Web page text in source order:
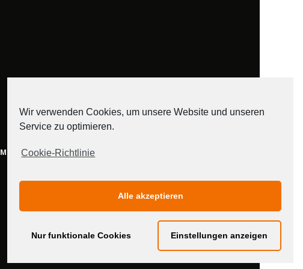
MEDIADATEN
Wir verwenden Cookies, um unsere Website und unseren
Service zu optimieren.
Cookie-Richtlinie
Alle akzeptieren
Nur funktionale Cookies Einstellungen anzeigen